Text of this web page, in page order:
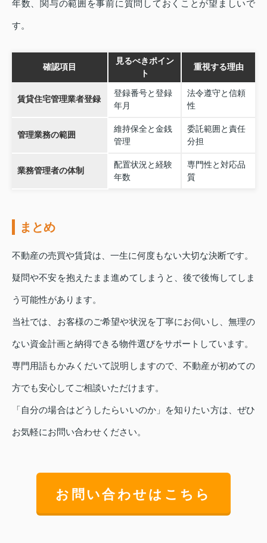
年数、関与の範囲を事前に質問しておくことが望ましいで
す。
確認項目
見るべきポイン
ト
重視する理由
賃貸住宅管理業者登録
登録番号と登録
年月
法令遵守と信頼
性
管理業務の範囲
維持保全と金銭
管理
委託範囲と責任
分担
業務管理者の体制
配置状況と経験
年数
専門性と対応品
質
まとめ
不動産の売買や賃貸は、一生に何度もない大切な決断です。
疑問や不安を抱えたまま進めてしまうと、後で後悔してしま
う可能性があります。
当社では、お客様のご希望や状況を丁寧にお伺いし、無理の
ない資金計画と納得できる物件選びをサポートしています。
専門用語もかみくだいて説明しますので、不動産が初めての
方でも安心してご相談いただけます。
「自分の場合はどうしたらいいのか」を知りたい方は、ぜひ
お気軽にお問い合わせください。
お問い合わせはこちら